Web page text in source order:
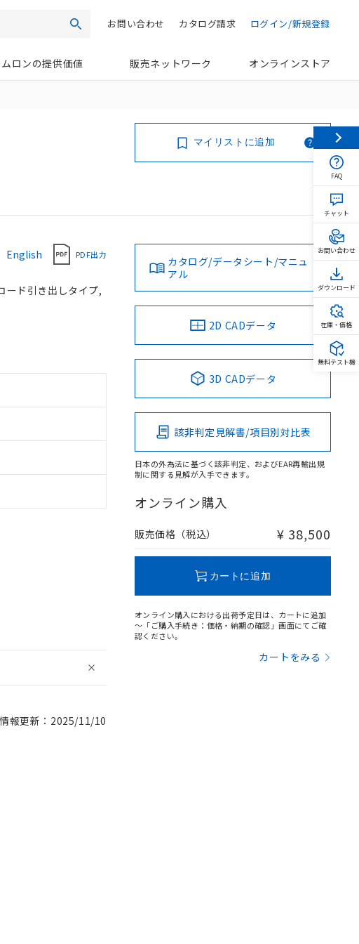
検索 ログイン/新規登録
カタログ請求
お問い合わせ
ロンの提供価値 販売ネットワーク オンラインストア
マイリストに追加
English PDF出力
ード引き出しタイプ,
情報更新：2025/11/10
カタログ/データシート/マニュ
アル
2D CADデータ
3D CADデータ
該非判定見解書/項目別対比表
日本の外為法に基づく該非判定、およびEAR再輸出規
制に関する見解が入手できます。
オンライン購入
販売価格（税込） ¥ 38,500
カートに追加
オンライン購入における出荷予定日は、カートに追加
～「ご購入手続き：価格・納期の確認」画面にてご確
認ください。
カートをみる
FAQ
チャット
お問い合わせ
ダウンロード
在庫・価格
無料テスト機